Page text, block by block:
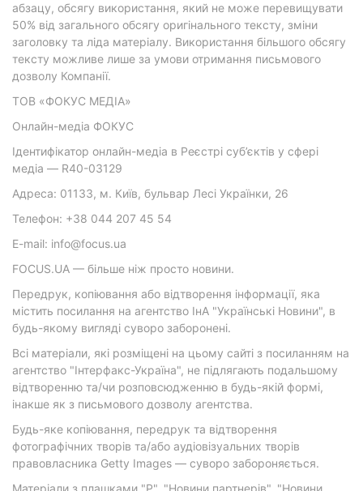
абзацу, обсягу використання, який не може перевищувати
50% від загального обсягу оригінального тексту, зміни
заголовку та ліда матеріалу. Використання більшого обсягу
тексту можливе лише за умови отримання письмового
дозволу Компанії.
ТОВ «ФОКУС МЕДІА»
Онлайн-медіа ФОКУС
Ідентифікатор онлайн-медіа в Реєстрі суб’єктів у сфері
медіа — R40-03129
Адреса: 01133, м. Київ, бульвар Лесі Українки, 26
Телефон: +38 044 207 45 54
E-mail: info@focus.ua
FOCUS.UA — більше ніж просто новини.
Передрук, копіювання або відтворення інформації, яка
містить посилання на агентство ІнА "Українські Новини", в
будь-якому вигляді суворо заборонені.
Всі матеріали, які розміщені на цьому сайті з посиланням на
агентство "Інтерфакс-Україна", не підлягають подальшому
відтворенню та/чи розповсюдженню в будь-якій формі,
інакше як з письмового дозволу агентства.
Будь-яке копіювання, передрук та відтворення
фотографічних творів та/або аудіовізуальних творів
правовласника Getty Images — суворо забороняється.
Матеріали з плашками "Р", "Новини партнерів", "Новини